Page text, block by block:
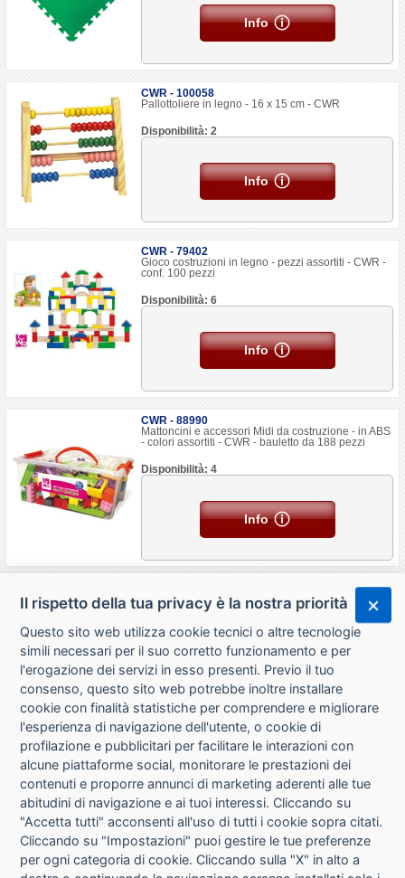
Info
CWR - 100058
Pallottoliere in legno - 16 x 15 cm - CWR
Disponibilità: 2
Info
CWR - 79402
Gioco costruzioni in legno - pezzi assortiti - CWR -
conf. 100 pezzi
Disponibilità: 6
Info
CWR - 88990
Mattoncini e accessori Midi da costruzione - in ABS
- colori assortiti - CWR - bauletto da 188 pezzi
Disponibilità: 4
Info
CHI SIAMO
CONTATTI
CONDIZIONI DI VENDITA
RICHIESTA RECESSO
Il rispetto della tua privacy è la nostra priorità
Questo sito web utilizza cookie tecnici o altre tecnologie
simili necessari per il suo corretto funzionamento e per
l'erogazione dei servizi in esso presenti. Previo il tuo
consenso, questo sito web potrebbe inoltre installare
cookie con finalità statistiche per comprendere e migliorare
l'esperienza di navigazione dell'utente, o cookie di
profilazione e pubblicitari per facilitare le interazioni con
alcune piattaforme social, monitorare le prestazioni dei
contenuti e proporre annunci di marketing aderenti alle tue
abitudini di navigazione e ai tuoi interessi. Cliccando su
"Accetta tutti" acconsenti all'uso di tutti i cookie sopra citati.
Cliccando su "Impostazioni" puoi gestire le tue preferenze
per ogni categoria di cookie. Cliccando sulla "X" in alto a